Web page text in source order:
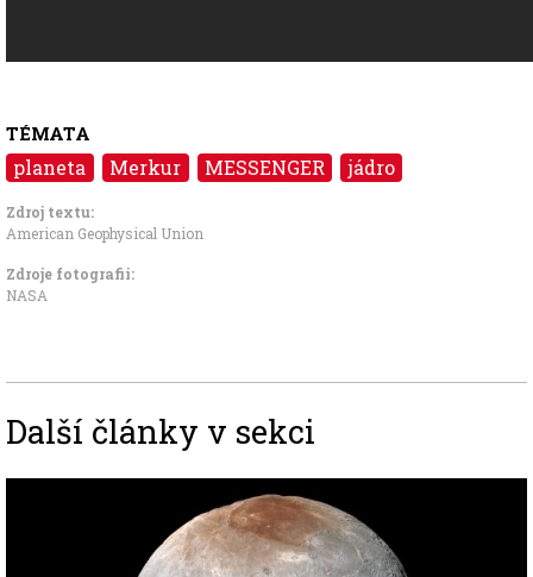
TÉMATA
planeta Merkur MESSENGER jádro
Zdroj textu:
American Geophysical Union
Zdroje fotografii:
NASA
Další články v sekci